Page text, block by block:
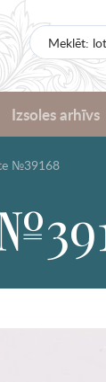
Izsoles arhīvs
№39168